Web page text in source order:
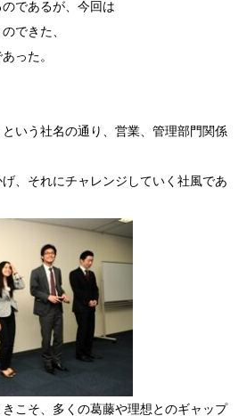
であるが、今回は
できた、
った。
いう社名の通り、営業、管理部門関係
、それにチャレンジしていく社風であ
こそ、多くの葛藤や理想とのギャップ